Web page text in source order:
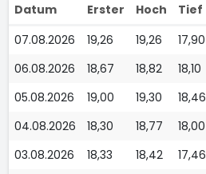
Datum Erster Hoch Tief
07.08.2026
19,26 19,26 17,90
06.08.2026
18,67 18,82 18,10
05.08.2026
19,00 19,30 18,46
04.08.2026
18,30 18,77 18,00
03.08.2026
18,33 18,42 17,46